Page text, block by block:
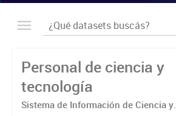
Personal de ciencia y
tecnología
Sistema de Información de Ciencia y